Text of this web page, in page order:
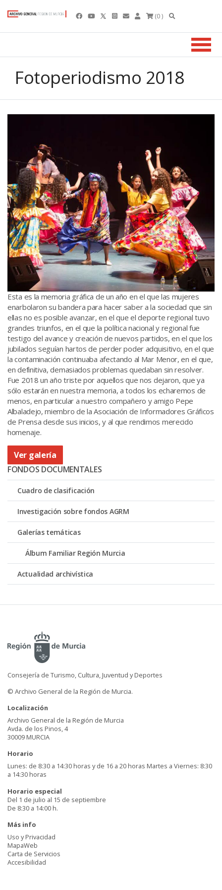
(0 )
Fotoperiodismo 2018
Esta es la memoria gráfica de un año en el que las mujeres
enarbolaron su bandera para hacer saber a la sociedad que sin
ellas no es posible avanzar, en el que el deporte regional tuvo
grandes triunfos, en el que la política nacional y regional fue
testigo del avance y creación de nuevos partidos, en el que los
jubilados seguían hartos de perder poder adquisitivo, en el que
la contaminación continuaba afectando al Mar Menor, en el que,
en definitiva, demasiados problemas quedaban sin resolver.
Fue 2018 un año triste por aquellos que nos dejaron, que ya
sólo estarán en nuestra memoria, a todos los echaremos de
menos, en particular a nuestro compañero y amigo Pepe
Albaladejo, miembro de la Asociación de Informadores Gráficos
de Prensa desde sus inicios, y al que rendimos merecido
homenaje.
Ver galería
FONDOS DOCUMENTALES
Cuadro de clasificación
Investigación sobre fondos AGRM
Galerías temáticas
Álbum Familiar Región Murcia
Actualidad archivística
Consejería de Turismo, Cultura, Juventud y Deportes
© Archivo General de la Región de Murcia.
Localización
Archivo General de la Región de Murcia
Avda. de los Pinos, 4
30009 MURCIA
Horario
Lunes: de 8:30 a 14:30 horas y de 16 a 20 horas Martes a Viernes: 8:30
a 14:30 horas
Horario especial
Del 1 de julio al 15 de septiembre
De 8:30 a 14:00 h.
Más info
Uso y Privacidad
MapaWeb
Carta de Servicios
Accesibilidad